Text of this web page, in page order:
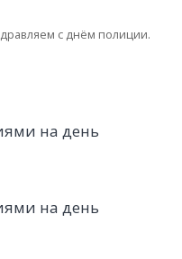
с днём полиции.